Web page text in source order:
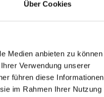
Über Cookies
Medien anbieten zu können
Verwendung unserer
führen diese Informationen
im Rahmen Ihrer Nutzung